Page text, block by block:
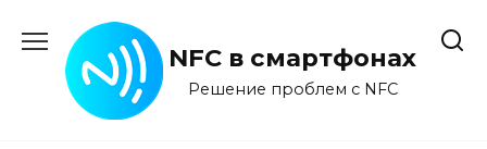
содержанию
NFC в смартфонах
Решение проблем с NFC